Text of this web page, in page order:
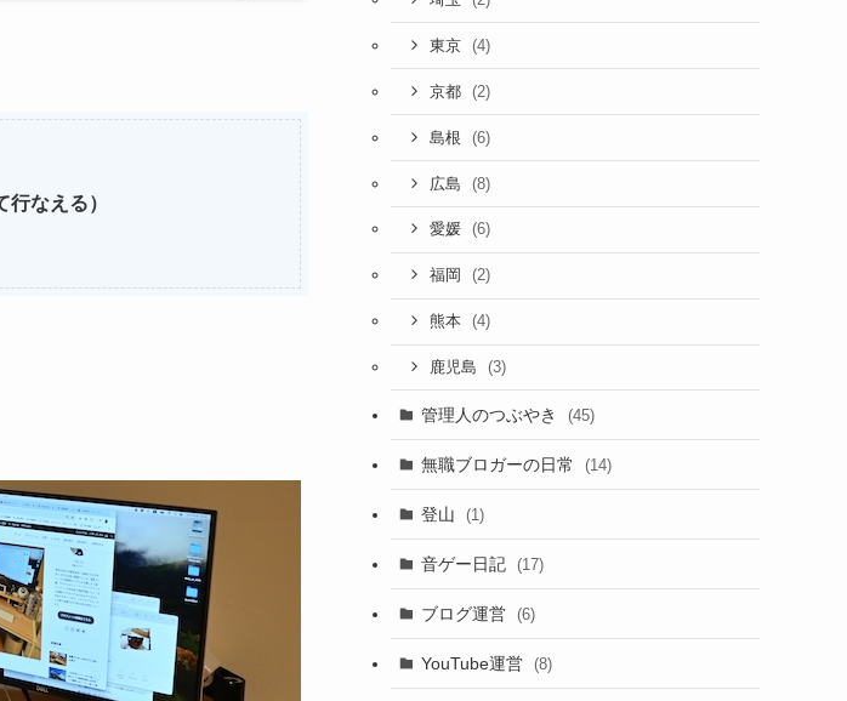
なえる）
東京 (4)
京都 (2)
島根 (6)
広島 (8)
愛媛 (6)
福岡 (2)
熊本 (4)
鹿児島 (3)
管理人のつぶやき (45)
無職ブロガーの日常 (14)
登山 (1)
音ゲー日記 (17)
ブログ運営 (6)
YouTube運営 (8)